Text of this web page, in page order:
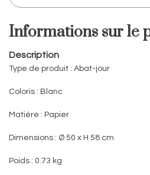
Informations sur le
Description
Type de produit : Abat-jour
Coloris : Blanc
Matière : Papier
Dimensions : Ø 50 x H 58 cm
Poids : 0.73 kg